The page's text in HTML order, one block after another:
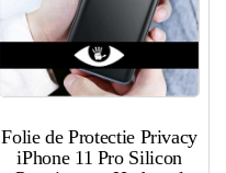
Folie de Protectie Privacy
iPhone 11 Pro Silicon